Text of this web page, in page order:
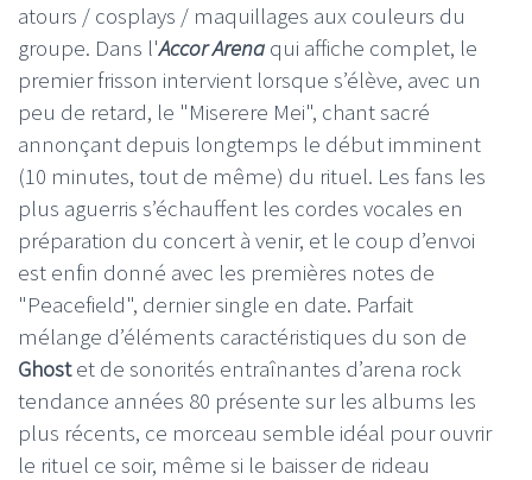
atours / cosplays / maquillages aux couleurs du
groupe. Dans l'Accor Arena qui affiche complet, le
premier frisson intervient lorsque s’élève, avec un
peu de retard, le "Miserere Mei", chant sacré
annonçant depuis longtemps le début imminent
(10 minutes, tout de même) du rituel. Les fans les
plus aguerris s’échauffent les cordes vocales en
préparation du concert à venir, et le coup d’envoi
est enfin donné avec les premières notes de
"Peacefield", dernier single en date. Parfait
mélange d’éléments caractéristiques du son de
Ghostet de sonorités entraînantes d’arena rock
tendance années 80 présente sur les albums les
plus récents, ce morceau semble idéal pour ouvrir
le rituel ce soir, même si le baisser de rideau